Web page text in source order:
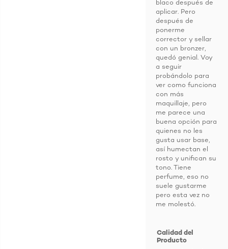
blaco después de
aplicar. Pero
después de
ponerme
corrector y sellar
con un bronzer,
quedó genial. Voy
a seguir
probándolo para
ver como funciona
con más
maquillaje, pero
me parece una
buena opción para
quienes no les
gusta usar base,
así humectan el
rosto y unifican su
tono. Tiene
perfume, eso no
suele gustarme
pero esta vez no
me molestó.
Calidad del
Producto